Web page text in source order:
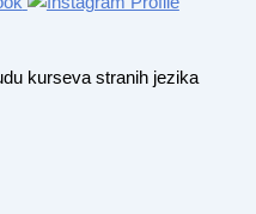
kurseva stranih jezika